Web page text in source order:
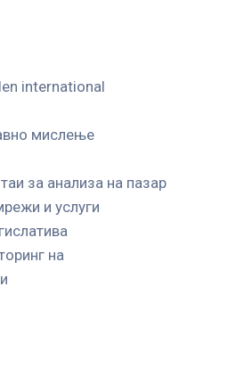
international
мислење
за анализа на пазар
и услуги
на